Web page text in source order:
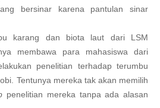
bersinar karena pantulan sinar
karang dan biota laut dari LSM
membawa para mahasiswa dari
penelitian terhadap terumbu
Tentunya mereka tak akan memilih
penelitian mereka tanpa ada alasan